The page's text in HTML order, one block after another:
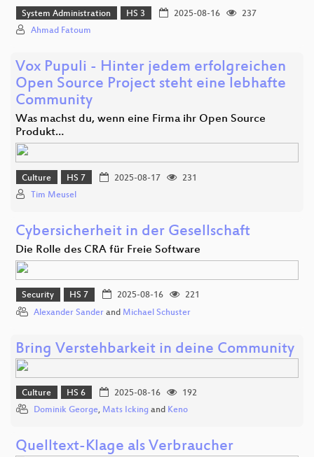
System Administration HS 3 2025-08-16
237
Ahmad Fatoum
Vox Pupuli - Hinter jedem erfolgreichen
Open Source Project steht eine lebhafte
Community
Was machst du, wenn eine Firma ihr Open Source
Produkt…
Culture HS 7 2025-08-17
231
Tim Meusel
Cybersicherheit in der Gesellschaft
Die Rolle des CRA für Freie Software
Security HS 7 2025-08-16
221
Alexander Sander and Michael Schuster
Bring Verstehbarkeit in deine Community
Culture HS 6 2025-08-16
192
Dominik George, Mats Icking and Keno
Quelltext-Klage als Verbraucher